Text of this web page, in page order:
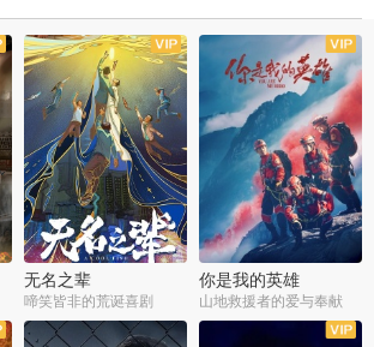
无名之辈
啼笑皆非的荒诞喜剧
你是我的英雄
山地救援者的爱与奉献